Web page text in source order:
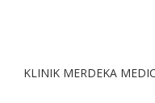
KLINIK MERDEKA